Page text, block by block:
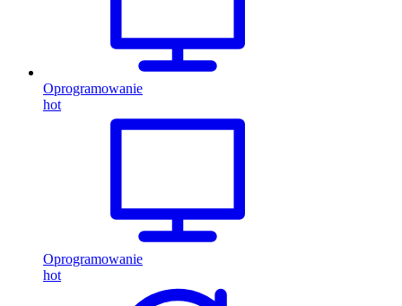
Oprogramowanie
hot
Oprogramowanie
hot